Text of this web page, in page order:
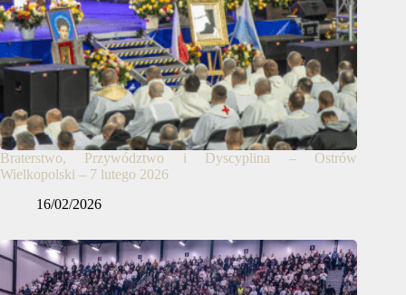
Braterstwo, Przywództwo i Dyscyplina – Ostrów
Wielkopolski – 7 lutego 2026
16/02/2026